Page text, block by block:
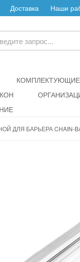
Доставка Наши
ДЛЯ БАРЬЕРА CHAIN-